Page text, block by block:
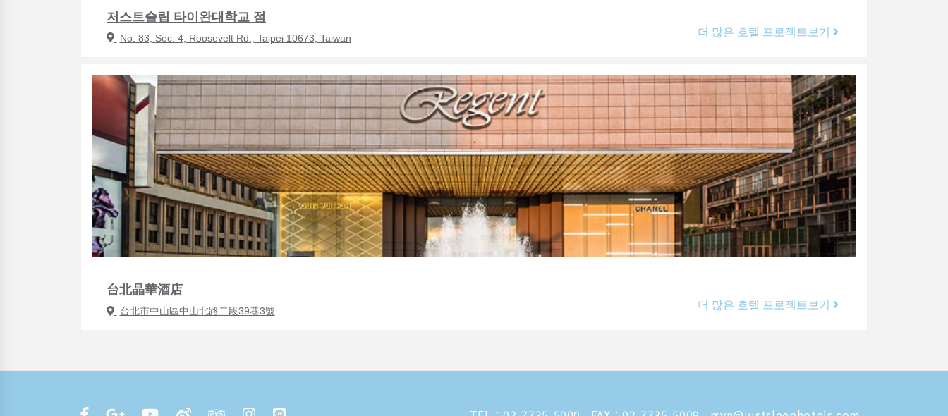
저스트슬립 타이완대학교 점
No. 83, Sec. 4, Roosevelt Rd., Taipei 10673, Taiwan 더 많은 호텔 프로젝트보기
台北晶華酒店
台北市中山區中山北路二段39巷3號 더 많은 호텔 프로젝트보기